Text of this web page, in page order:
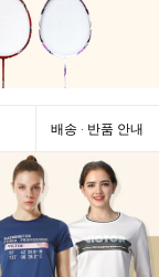
배송 · 반품 안내